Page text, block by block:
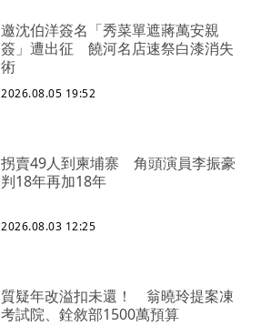
邀沈伯洋簽名「秀菜單遮蔣萬安親
簽」遭出征 饒河名店速祭白漆消失
術
2026.08.05 19:52
拐賣49人到柬埔寨 角頭演員李振豪
判18年再加18年
2026.08.03 12:25
質疑年改溢扣未還！ 翁曉玲提案凍
考試院、銓敘部1500萬預算